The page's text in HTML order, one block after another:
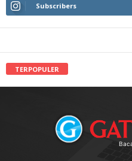
Subscribers